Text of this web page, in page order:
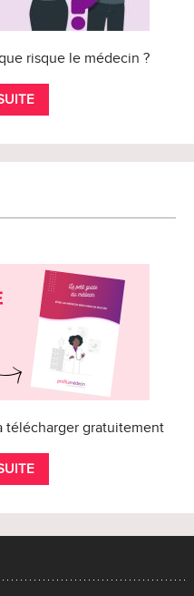
risque le médecin ?
télécharger gratuitement